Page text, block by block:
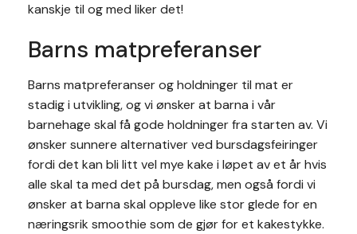
kanskje til og med liker det!
Barns matpreferanser
Barns matpreferanser og holdninger til mat er
stadig i utvikling, og vi ønsker at barna i vår
barnehage skal få gode holdninger fra starten av. Vi
ønsker sunnere alternativer ved bursdagsfeiringer
fordi det kan bli litt vel mye kake i løpet av et år hvis
alle skal ta med det på bursdag, men også fordi vi
ønsker at barna skal oppleve like stor glede for en
næringsrik smoothie som de gjør for et kakestykke.